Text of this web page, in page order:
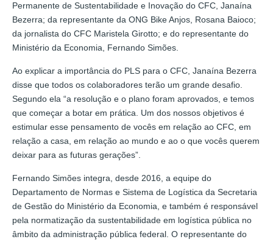
Permanente de Sustentabilidade e Inovação do CFC, Janaína
Bezerra; da representante da ONG Bike Anjos, Rosana Baioco;
da jornalista do CFC Maristela Girotto; e do representante do
Ministério da Economia, Fernando Simões.
Ao explicar a importância do PLS para o CFC, Janaína Bezerra
disse que todos os colaboradores terão um grande desafio.
Segundo ela “a resolução e o plano foram aprovados, e temos
que começar a botar em prática. Um dos nossos objetivos é
estimular esse pensamento de vocês em relação ao CFC, em
relação a casa, em relação ao mundo e ao o que vocês querem
deixar para as futuras gerações”.
Fernando Simões integra, desde 2016, a equipe do
Departamento de Normas e Sistema de Logística da Secretaria
de Gestão do Ministério da Economia, e também é responsável
pela normatização da sustentabilidade em logística pública no
âmbito da administração pública federal. O representante do